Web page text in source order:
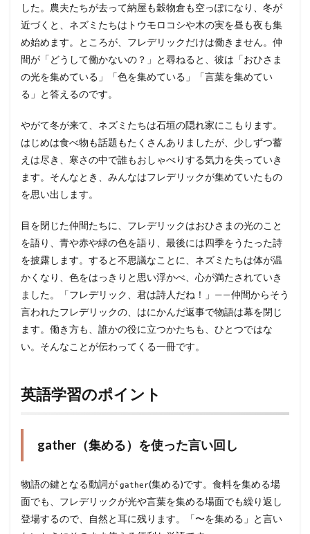
した。農夫たちが去って納屋も穀物倉も空っぽになり、冬が
近づくと、ネズミたちはトウモロコシや木の実を昼も夜も集
め始めます。ところが、フレデリックだけは働きません。仲
間が「どうして働かないの？」と尋ねると、彼は「おひさま
の光を集めている」「色を集めている」「言葉を集めてい
る」と答えるのです。
やがて冬が来て、ネズミたちは石垣の隠れ家にこもります。
はじめは食べ物も話題もたくさんありましたが、少しずつ蓄
えは尽き、寒さの中で誰もおしゃべりする気力を失っていき
ます。そんなとき、みんなはフレデリックが集めていたもの
を思い出します。
目を閉じた仲間たちに、フレデリックはおひさまの光のこと
を語り、青や赤や緑の色を語り、最後には四季をうたった詩
を披露します。すると不思議なことに、ネズミたちは体が温
かくなり、色をはっきりと思い浮かべ、心が満たされていき
ました。「フレデリック、君は詩人だね！」——仲間からそう
言われたフレデリックの、はにかんだ返事で物語は幕を閉じ
ます。働き方も、誰かの役に立つかたちも、ひとつではな
い。そんなことが伝わってくる一冊です。
英語学習のポイント
gather（集める）を使った言い回し
物語の鍵となる動詞が gather(集める)です。食料を集める場
面でも、フレデリックが光や言葉を集める場面でも繰り返し
登場するので、自然と耳に残ります。「〜を集める」と言い